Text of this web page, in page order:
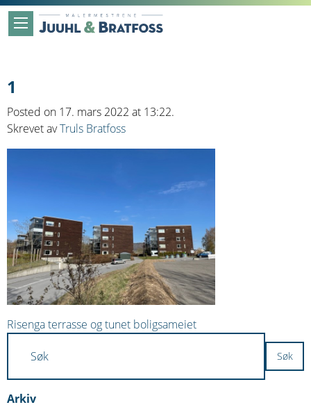
1
Posted on 17. mars 2022 at 13:22.
Skrevet avTruls Bratfoss
Innleggsnavigasjon
Risenga terrasse og tunet boligsameiet
Arkiv